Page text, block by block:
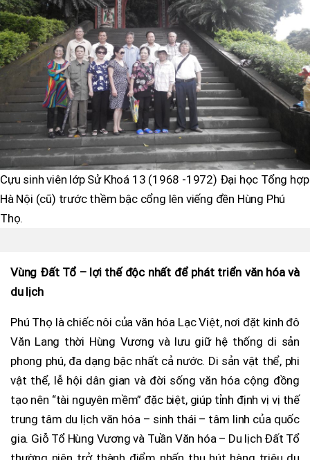
Cựu sinh viên lớp Sử Khoá 13 (1968 -1972) Đại học Tổng hợp
Hà Nội (cũ) trước thềm bậc cổng lên viếng đền Hùng Phú
Thọ.
Vùng Đất Tổ – lợi thế độc nhất để phát triển văn hóa và
du lịch
Phú Thọ là chiếc nôi của văn hóa Lạc Việt, nơi đặt kinh đô
Văn Lang thời Hùng Vương và lưu giữ hệ thống di sản
phong phú, đa dạng bậc nhất cả nước. Di sản vật thể, phi
vật thể, lễ hội dân gian và đời sống văn hóa cộng đồng
tạo nên “tài nguyên mềm” đặc biệt, giúp tỉnh định vị vị thế
trung tâm du lịch văn hóa – sinh thái – tâm linh của quốc
gia. Giỗ Tổ Hùng Vương và Tuần Văn hóa – Du lịch Đất Tổ